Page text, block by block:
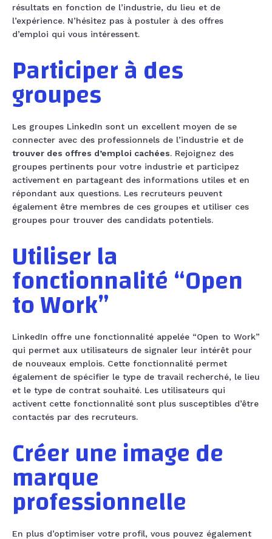
résultats en fonction de l’industrie, du lieu et de
l’expérience. N’hésitez pas à postuler à des offres
d’emploi qui vous intéressent.
Participer à des
groupes
Les groupes LinkedIn sont un excellent moyen de se
connecter avec des professionnels de l’industrie et de
trouver des offres d’emploi cachées. Rejoignez des
groupes pertinents pour votre industrie et participez
activement en partageant des informations utiles et en
répondant aux questions. Les recruteurs peuvent
également être membres de ces groupes et utiliser ces
groupes pour trouver des candidats potentiels.
Utiliser la
fonctionnalité “Open
to Work”
LinkedIn offre une fonctionnalité appelée “Open to Work”
qui permet aux utilisateurs de signaler leur intérêt pour
de nouveaux emplois. Cette fonctionnalité permet
également de spécifier le type de travail recherché, le lieu
et le type de contrat souhaité. Les utilisateurs qui
activent cette fonctionnalité sont plus susceptibles d’être
contactés par des recruteurs.
Créer une image de
marque
professionnelle
En plus d’optimiser votre profil, vous pouvez également